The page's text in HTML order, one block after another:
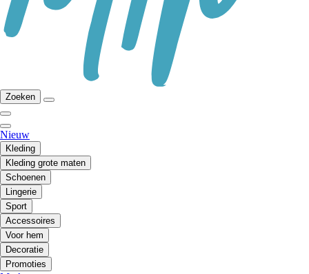
Zoeken
Nieuw
Kleding
Kleding grote maten
Schoenen
Lingerie
Sport
Accessoires
Voor hem
Decoratie
Promoties